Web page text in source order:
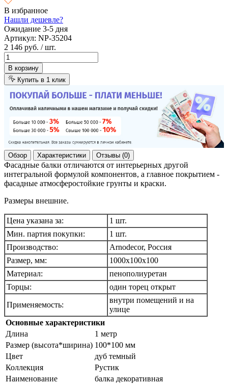
В избранное
Нашли дешевле?
Ожидание 3-5 дня
Артикул: NP-35204
2 146 руб. / шт.
В корзину
Купить в 1 клик
Обзор Характеристики Отзывы (0)
Фасадные балки отличаются от интерьерных другой
интегральной формулой компонентов, а главное покрытием -
фасадные атмосферостойкие грунты и краски.
Размеры внешние.
Цена указана за:
1 шт.
Мин. партия покупки:
1 шт.
Производство:
Arnodecor, Россия
Размер, мм:
1000х100х100
Материал:
пенополиуретан
Торцы:
один торец открыт
Применяемость:
внутри помещений и на
улице
Основные характеристики
Длина
1 метр
Размер (высота*ширина) 100*100 мм
Цвет
дуб темный
Коллекция
Рустик
Наименование
балка декоративная